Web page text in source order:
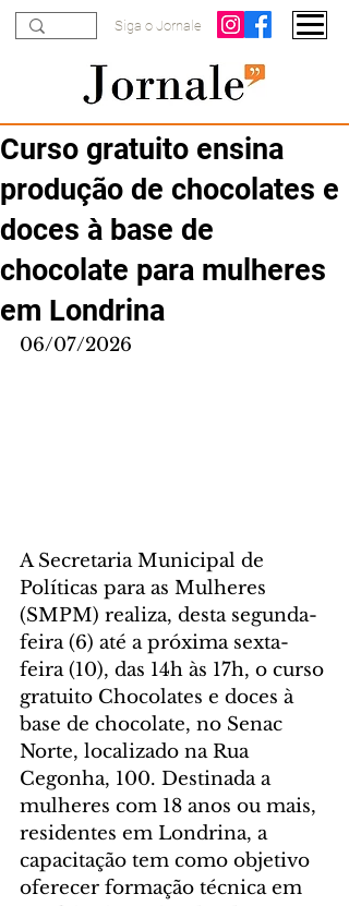
Siga o Jornale
Curso gratuito ensina
produção de chocolates e
doces à base de
chocolate para mulheres
em Londrina
06/07/2026
A Secretaria Municipal de
Políticas para as Mulheres
(SMPM) realiza, desta segunda-
feira (6) até a próxima sexta-
feira (10), das 14h às 17h, o curso
gratuito Chocolates e doces à
base de chocolate, no Senac
Norte, localizado na Rua
Cegonha, 100. Destinada a
mulheres com 18 anos ou mais,
residentes em Londrina, a
capacitação tem como objetivo
oferecer formação técnica em